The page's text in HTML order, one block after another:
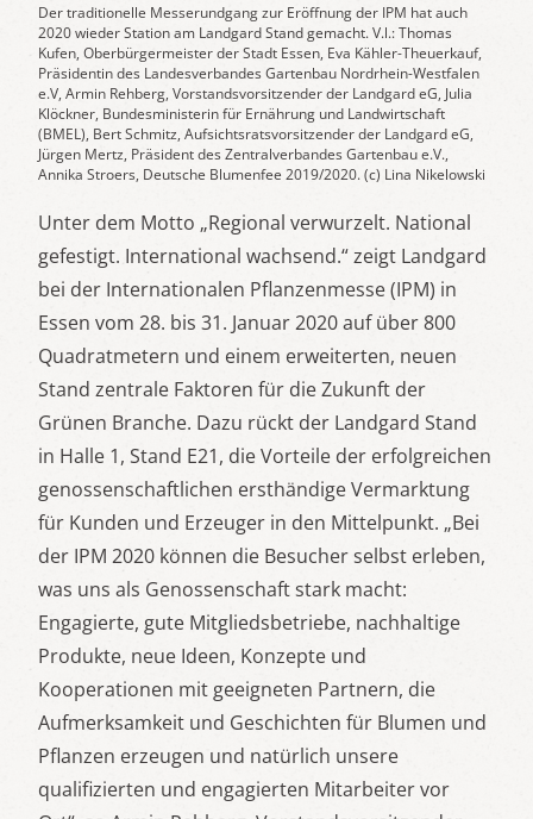
Der traditionelle Messerundgang zur Eröffnung der IPM hat auch
2020 wieder Station am Landgard Stand gemacht. V.l.: Thomas
Kufen, Oberbürgermeister der Stadt Essen, Eva Kähler-Theuerkauf,
Präsidentin des Landesverbandes Gartenbau Nordrhein-Westfalen
e.V, Armin Rehberg, Vorstandsvorsitzender der Landgard eG, Julia
Klöckner, Bundesministerin für Ernährung und Landwirtschaft
(BMEL), Bert Schmitz, Aufsichtsratsvorsitzender der Landgard eG,
Jürgen Mertz, Präsident des Zentralverbandes Gartenbau e.V.,
Annika Stroers, Deutsche Blumenfee 2019/2020. (c) Lina Nikelowski
Unter dem Motto „Regional verwurzelt. National
gefestigt. International wachsend.“ zeigt Landgard
bei der Internationalen Pflanzenmesse (IPM) in
Essen vom 28. bis 31. Januar 2020 auf über 800
Quadratmetern und einem erweiterten, neuen
Stand zentrale Faktoren für die Zukunft der
Grünen Branche. Dazu rückt der Landgard Stand
in Halle 1, Stand E21, die Vorteile der erfolgreichen
genossenschaftlichen ersthändige Vermarktung
für Kunden und Erzeuger in den Mittelpunkt. „Bei
der IPM 2020 können die Besucher selbst erleben,
was uns als Genossenschaft stark macht:
Engagierte, gute Mitgliedsbetriebe, nachhaltige
Produkte, neue Ideen, Konzepte und
Kooperationen mit geeigneten Partnern, die
Aufmerksamkeit und Geschichten für Blumen und
Pflanzen erzeugen und natürlich unsere
qualifizierten und engagierten Mitarbeiter vor